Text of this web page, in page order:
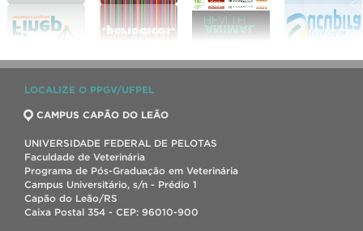
LOCALIZE O PPGV/UFPEL
CAMPUS CAPÃO DO LEÃO
UNIVERSIDADE FEDERAL DE PELOTAS
Faculdade de Veterinária
Programa de Pós-Graduação em Veterinária
Campus Universitário, s/n - Prédio 1
Capão do Leão/RS
Caixa Postal 354 - CEP: 96010-900